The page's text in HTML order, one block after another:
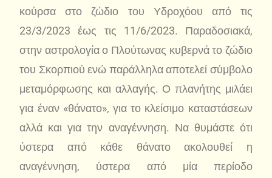
κούρσα στο ζώδιο του Υδροχόου από τις
23/3/2023 έως τις 11/6/2023. Παραδοσιακά,
στην αστρολογία ο Πλούτωνας κυβερνά το ζώδιο
του Σκορπιού ενώ παράλληλα αποτελεί σύμβολο
μεταμόρφωσης και αλλαγής. Ο πλανήτης μιλάει
για έναν «θάνατο», για το κλείσιμο καταστάσεων
αλλά και για την αναγέννηση. Να θυμάστε ότι
ύστερα από κάθε θάνατο ακολουθεί η
αναγέννηση, ύστερα από μία περίοδο